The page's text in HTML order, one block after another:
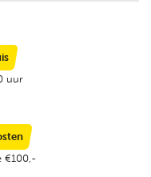
uur
€100,-